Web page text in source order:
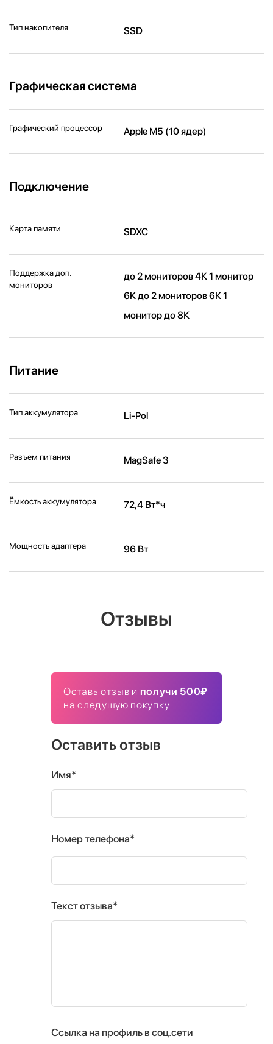
Тип накопителя SSD
Графическая система
Графический процессор Apple M5 (10 ядер)
Подключение
Карта памяти SDXC
Поддержка доп.
мониторов
до 2 мониторов 4К 1 монитор
6K до 2 мониторов 6К 1
монитор до 8К
Питание
Тип аккумулятора Li-Pol
Разъем питания MagSafe 3
Ёмкость аккумулятора 72,4 Вт*ч
Мощность адаптера 96 Вт
Отзывы
Оставь отзыв и получи 500₽
на следущую покупку
Оставить отзыв
Имя*
Номер телефона*
Текст отзыва*
Ссылка на профиль в соц.сети